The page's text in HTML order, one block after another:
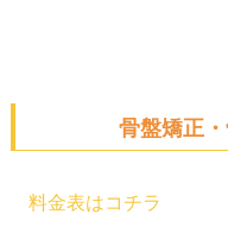
骨盤矯正
料金表はコチラ